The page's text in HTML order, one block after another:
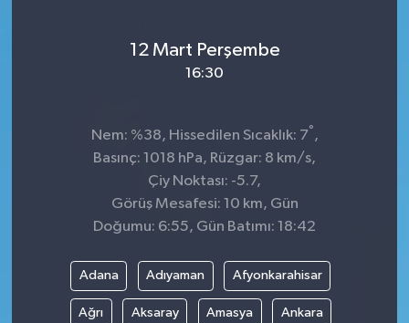
12 Mart Perşembe
16:30
Nem: %38, Hissedilen Sıcaklık: 7° ,
Basınç: 1018 hPa, Rüzgar: 8 km/s,
Çiy Noktası: -5.7,
Görüş Mesafesi: 10 km, Gün
Doğumu: 6:55, Gün Batımı: 18:42
Adana Adıyaman Afyonkarahisar
Ağrı Aksaray Amasya Ankara